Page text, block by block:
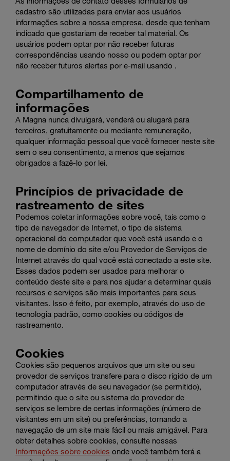
cadastro são utilizadas para enviar aos usuários
informações sobre a nossa empresa, desde que tenham
indicado que gostariam de receber tal material. Os
usuários podem optar por não receber futuras
correspondências usando nosso ou podem optar por
não receber futuros alertas por e-mail usando .
Compartilhamento de
informações
A Magna nunca divulgará, venderá ou alugará para
terceiros, gratuitamente ou mediante remuneração,
qualquer informação pessoal que você fornecer neste site
sem o seu consentimento, a menos que sejamos
obrigados a fazê-lo por lei.
Princípios de privacidade de
rastreamento de sites
Podemos coletar informações sobre você, tais como o
tipo de navegador de Internet, o tipo de sistema
operacional do computador que você está usando e o
nome de domínio do site e/ou Provedor de Serviços de
Internet através do qual você está conectado a este site.
Esses dados podem ser usados para melhorar o
conteúdo deste site e para nos ajudar a determinar quais
recursos e serviços são mais importantes para seus
visitantes. Isso é feito, por exemplo, através do uso de
tecnologia padrão, como cookies ou códigos de
rastreamento.
Cookies
Cookies são pequenos arquivos que um site ou seu
provedor de serviços transfere para o disco rígido de um
computador através de seu navegador (se permitido),
permitindo que o site ou sistema do provedor de
serviços se lembre de certas informações (número de
visitantes em um site) ou preferências, tornando a
navegação de um site mais fácil ou mais amigável. Para
obter detalhes sobre cookies, consulte nossas
Informações sobre cookies onde você também terá a